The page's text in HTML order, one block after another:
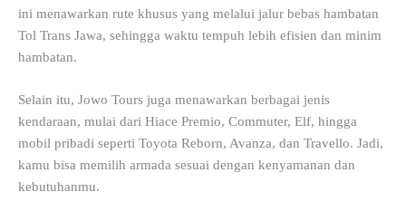
ini menawarkan rute khusus yang melalui jalur bebas hambatan
Tol Trans Jawa, sehingga waktu tempuh lebih efisien dan minim
hambatan.
Selain itu, Jowo Tours juga menawarkan berbagai jenis
kendaraan, mulai dari Hiace Premio, Commuter, Elf, hingga
mobil pribadi seperti Toyota Reborn, Avanza, dan Travello. Jadi,
kamu bisa memilih armada sesuai dengan kenyamanan dan
kebutuhanmu.